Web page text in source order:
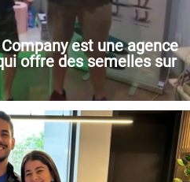
est une agence
offre des semelles sur
intérieures en fonction des
patient et utilise les matériaux
à nos clients le confort dont